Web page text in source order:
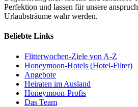
Perfektion und lassen für unsere
Urlaubsträume wahr werden.
Beliebte Links
Flitterwochen-Ziele von A-Z
Honeymoon-Hotels (Hotel-Filter)
Angebote
Heiraten im Ausland
Honeymoon-Profis
Das Team